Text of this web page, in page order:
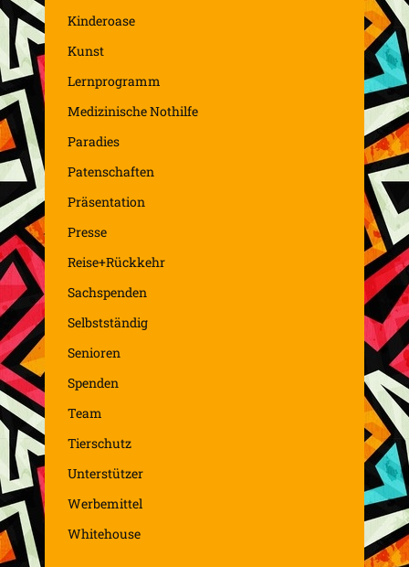
Kinderoase
Kunst
Lernprogramm
Medizinische Nothilfe
Paradies
Patenschaften
Präsentation
Presse
Reise+Rückkehr
Sachspenden
Selbstständig
Senioren
Spenden
Team
Tierschutz
Unterstützer
Werbemittel
Whitehouse